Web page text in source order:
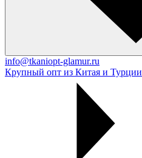
info@tkaniopt-glamur.ru
Крупный опт из Китая и Турции